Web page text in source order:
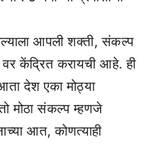
आपली शक्ती, संकल्प
वर केंद्रित करायची आहे. ही
देश एका मोठ्या
मोठा संकल्प म्हणजे
आत, कोणत्याही